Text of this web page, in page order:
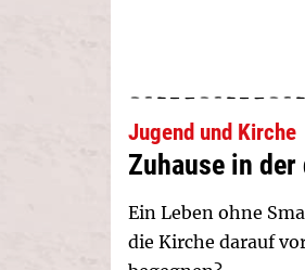
Jugend und Kirche
Zuhause in
Ein Leben ohne
die Kirche darauf